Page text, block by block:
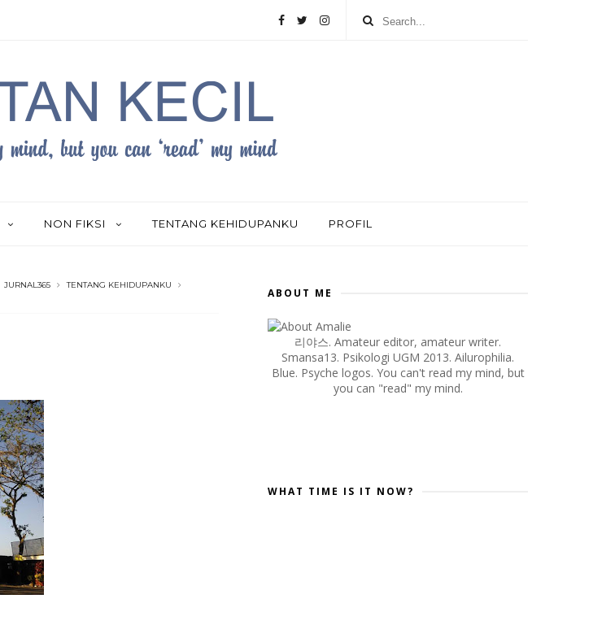
NON FIKSI TENTANG KEHIDUPANKU PROFIL
JURNAL365
TENTANG KEHIDUPANKU
ABOUT ME
리야스. Amateur editor, amateur writer.
Smansa13. Psikologi UGM 2013. Ailurophilia.
Blue. Psyche logos. You can't read my mind, but
you can "read" my mind.
WHAT TIME IS IT NOW?